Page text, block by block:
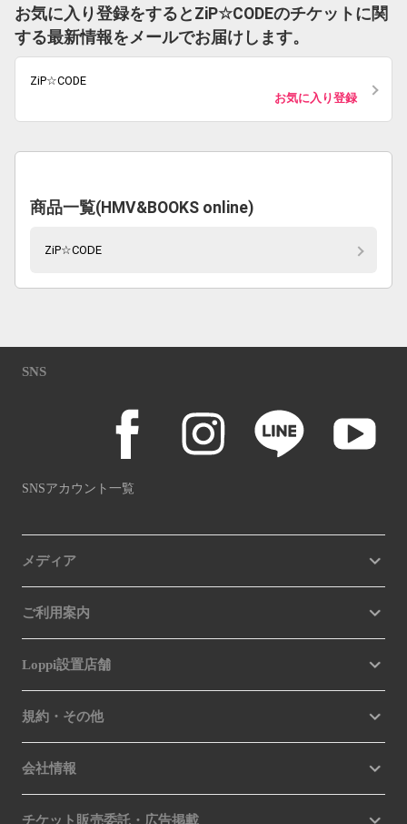
お気に入り登録をするとZiP☆CODEのチケットに関
する最新情報をメールでお届けします。
ZiP☆CODE
お気に入り登録
商品一覧(HMV&BOOKS online)
ZiP☆CODE
SNS
SNSアカウント一覧
メディア
ご利用案内
Loppi設置店舗
規約・その他
会社情報
チケット販売委託・広告掲載